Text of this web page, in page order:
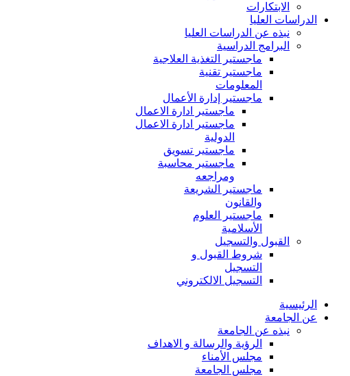
الابتكارات
الدراسات العليا
نبذه عن الدراسات العليا
البرامج الدراسية
ماجستير التغذية العلاجية
ماجستير تقنية
المعلومات
ماجستير إدارة الأعمال
ماجستير ادارة الاعمال
ماجستير ادارة الاعمال
الدولية
ماجستير تسويق
ماجستير محاسبة
ومراجعه
ماجستير الشريعة
والقانون
ماجستير العلوم
الأسلامية
القبول والتسجيل
شروط القبول و
التسجيل
التسجيل الالكتروني
الرئيسية
عن الجامعة
نبذه عن الجامعة
الرؤية والرسالة و الاهداف
مجلس الأمناء
مجلس الجامعة